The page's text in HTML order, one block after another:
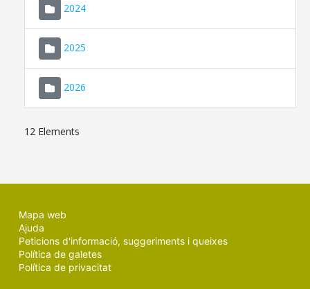
2024
2025
2026
12 Elements
Mapa web
Ajuda
Peticions d'informació, suggeriments i queixes
Política de galetes
Política de privacitat